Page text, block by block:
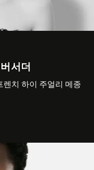
서더
렌치 하이 주얼리 메종